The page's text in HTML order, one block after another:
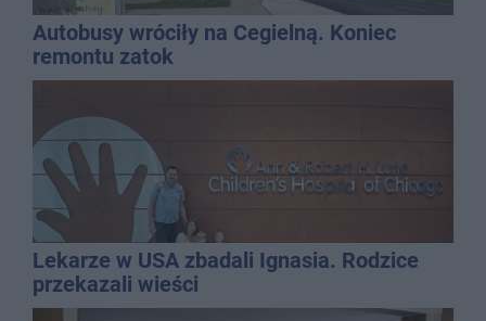
Autobusy wróciły na Cegielną. Koniec
remontu zatok
Lekarze w USA zbadali Ignasia. Rodzice
przekazali wieści